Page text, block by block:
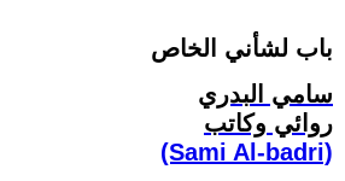
باب لشأني الخاص
سامي البدري
روائي وكاتب
(Sami Al-badri)